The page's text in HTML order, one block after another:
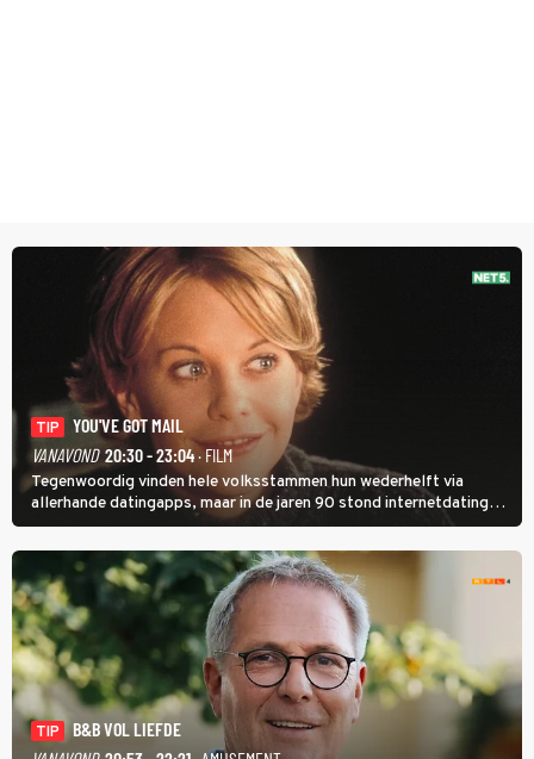
TIP
YOU'VE GOT MAIL
VANAVOND 20:30 - 23:04· FILM
Tegenwoordig vinden hele volksstammen hun wederhelft via
allerhande datingapps, maar in de jaren 90 stond internetdating
nog in de kinderschoenen. In de film You've Got Mail zie je dat
terug.
TIP
B&B VOL LIEFDE